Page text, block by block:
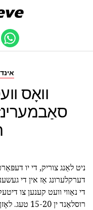
וואָס
דערקלערונג אַז אין די
די נאַווי וועט קענען צו
רוסלאַנד ין